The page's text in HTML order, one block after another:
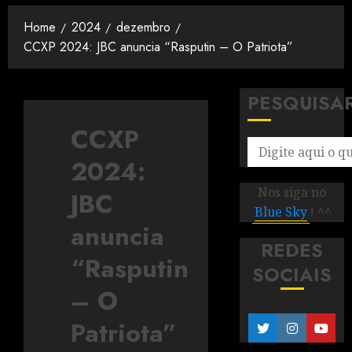
Home 2024
dezembro
CCXP 2024: JBC anuncia “Rasputin – O Patriota”
CCXP
2024:
JBC
anuncia
“Rasputin
– O
Patriota”
Nos siga no
Blue Sky ! ^^
REDES
SOCIAIS